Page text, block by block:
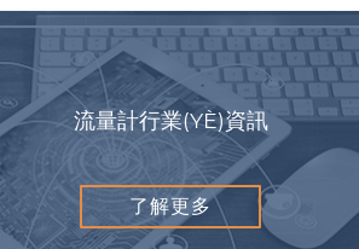
流量計行業(YÈ)資訊
了解更多